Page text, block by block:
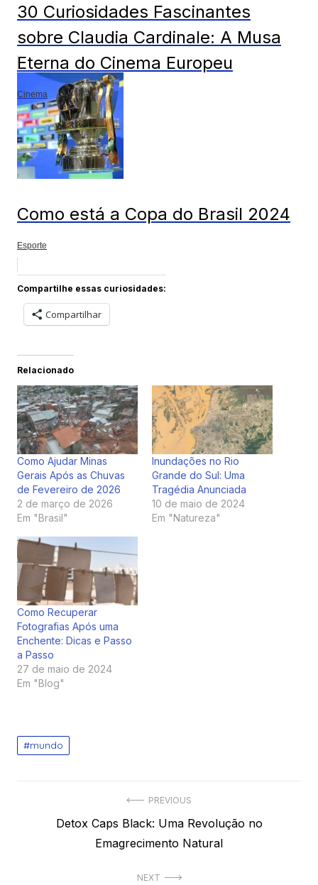
30 Curiosidades Fascinantes
sobre Claudia Cardinale: A Musa
Eterna do Cinema Europeu
Cinema
Como está a Copa do Brasil 2024
Esporte
Compartilhe essas curiosidades:
Compartilhar
Relacionado
Como Ajudar Minas
Gerais Após as Chuvas
de Fevereiro de 2026
2 de março de 2026
Em "Brasil"
Inundações no Rio
Grande do Sul: Uma
Tragédia Anunciada
10 de maio de 2024
Em "Natureza"
Como Recuperar
Fotografias Após uma
Enchente: Dicas e Passo
a Passo
27 de maio de 2024
Em "Blog"
mundo
PREVIOUS
PreviousDetox Caps Black: Uma Revolução no
Emagrecimento Natural
NEXT